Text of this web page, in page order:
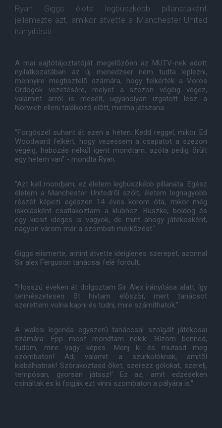
Ryan Giggs élete legbüszkébb pillanataként
jellemezte azt, amikor átvette a Manchester United
irányítását.
A mai sajtótájoztatóját megelõzõen az MUTV-nek adott
nyilatkozatában az új menedzser nem tudta leplezni,
mennyire megtisztelõ számára, hogy felkérték a Vörös
Ördögök vezetésére, melyet a szezon végéig végez,
valamint arról is mesélt, ugyanolyan izgatott lesz a
Norwich elleni találkozó elõtt, mintha játszana.
"Forgószél suhant át ezen a héten. Kedd reggel, mikor Ed
Woodward felkért, hogy vezessem a csapatot a szezon
végéig, habozás nélkül igent mondtam, azóta pedig õrült
egy hetem van" - mondta Ryan.
"Azt kell mondjam, ez életem legbüszkébb pillanata. Egész
életem a Manchester Unitedrõl szólt, életem legnagyobb
részét képezi egészen 14 éves korom óta, mikor még
iskolásként csatlakoztam a klubhoz. Büszke, boldog és
egy kicsit ideges is vagyok, de mint ahogy játékosként,
nagyon várom már a szombati mérkõzést."
Giggs elismerte, amint átvette ideiglenes szerepét, azonnal
Sir alex Ferguson tanácsai felé fordult.
"Hosszú éveken át dolgoztam Sir Alex irányítása alatt, így
természetesen õt hívtam elõször, mert tanácsot
szerettem volna kapni és tudni, mire számíthatok."
A walesi legenda egyszerû tanáccsal szolgált játékosai
számára: Épp most mondtam nekik: 'Bízom benned,
tudom, mire vagy képes. Menj ki és mutasd meg
szombaton! Adj valamit a szurkolóknak, amitõl
kiabálhatnak! Szórakoztasd õket, szerezz gólokat, szerelj,
tempósan, gyorsan játssz!' Ez az, amit edzéseken
csináltak és ki fogják ezt vinni szombaton a pályára is."